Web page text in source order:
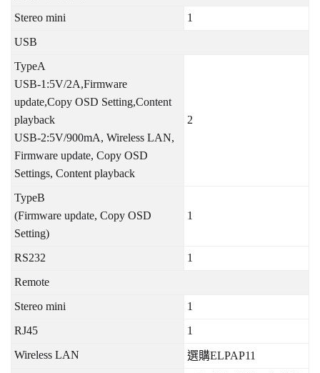
Stereo mini
1
USB
TypeA
USB-1:5V/2A,Firmware
update,Copy OSD Setting,Content
playback
USB-2:5V/900mA, Wireless LAN,
Firmware update, Copy OSD
Settings, Content playback
2
TypeB
(Firmware update, Copy OSD
Setting)
1
RS232
1
Remote
Stereo mini
1
RJ45
1
Wireless LAN
選購ELPAP11